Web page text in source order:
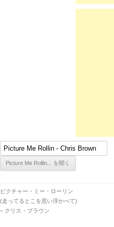
ピクチャー・ミー・ローリン
(走ってるとこを思い浮かべて)
– クリス・ブラウン